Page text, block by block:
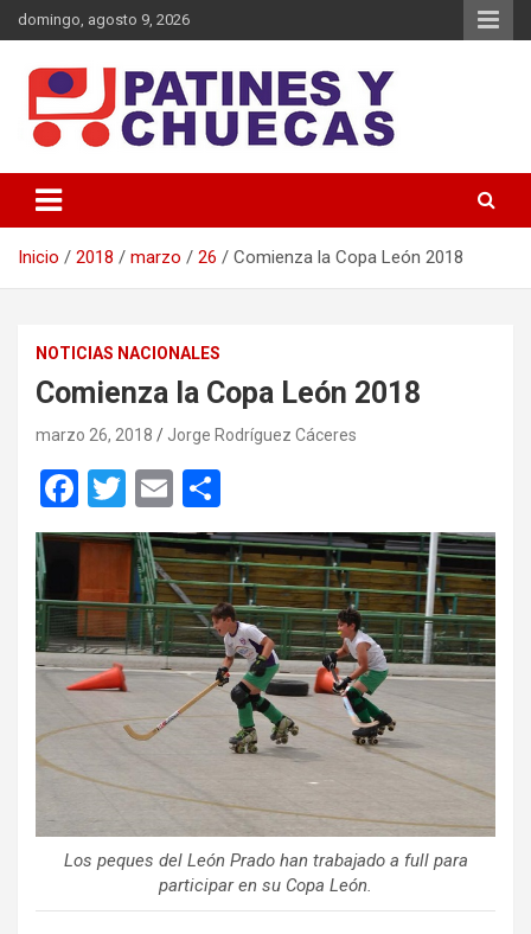
Saltar
al
domingo, agosto 9, 2026
Patines y Chuecas
Inicio 2018 marzo 26 Comienza la Copa León 2018
NOTICIAS NACIONALES
Comienza la Copa León 2018
marzo 26, 2018 Jorge Rodríguez Cáceres
F
a
ce
b
o
o
k
T
wi
tt
er
E
m
ail
o
m
p
ar
tir
Los peques del León Prado han trabajado a full para
participar en su Copa León.